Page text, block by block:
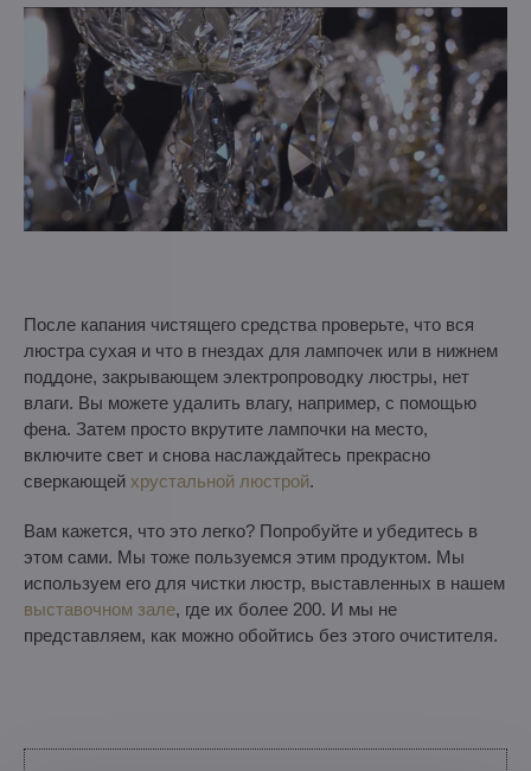
После капания чистящего средства проверьте, что вся
люстра сухая и что в гнездах для лампочек или в нижнем
поддоне, закрывающем электропроводку люстры, нет
влаги. Вы можете удалить влагу, например, с помощью
фена. Затем просто вкрутите лампочки на место,
включите свет и снова наслаждайтесь прекрасно
сверкающей хрустальной люстрой.
Вам кажется, что это легко? Попробуйте и убедитесь в
этом сами. Мы тоже пользуемся этим продуктом. Мы
используем его для чистки люстр, выставленных в нашем
выставочном зале, где их более 200. И мы не
представляем, как можно обойтись без этого очистителя.